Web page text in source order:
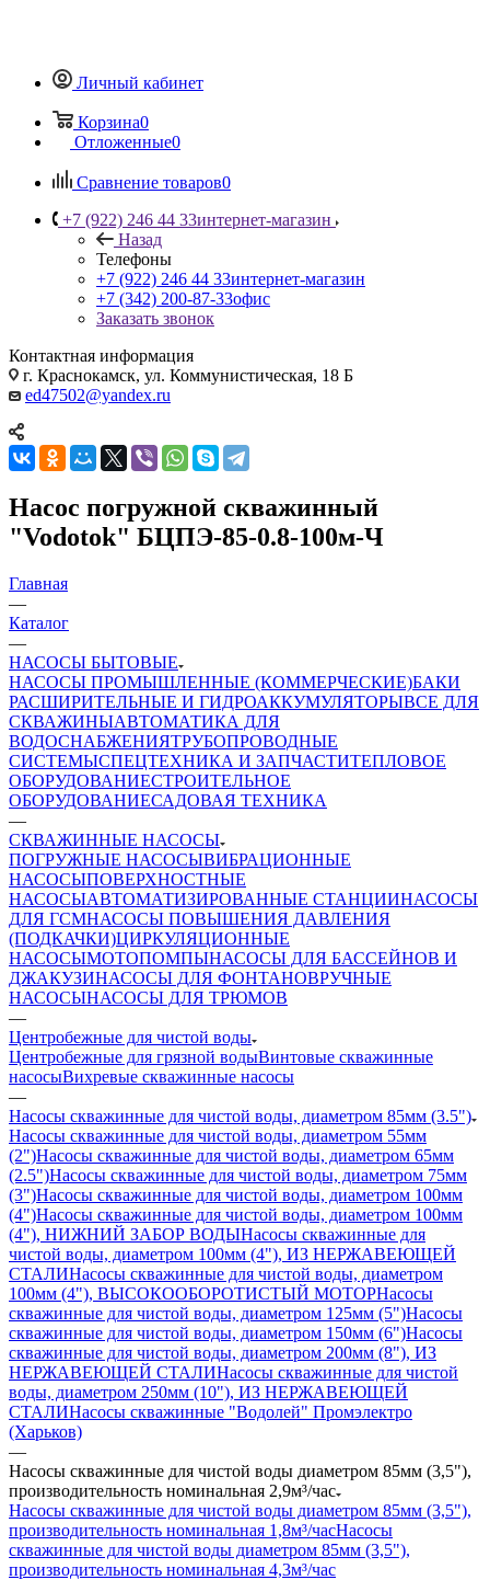
Личный кабинет
Корзина0
Отложенные0
Сравнение товаров0
+7 (922) 246 44 33интернет-магазин
Назад
Телефоны
+7 (922) 246 44 33интернет-магазин
+7 (342) 200-87-33офис
Заказать звонок
Контактная информация
г. Краснокамск, ул. Коммунистическая, 18 Б
ed47502@yandex.ru
Насос погружной скважинный
"Vodotok" БЦПЭ-85-0.8-100м-Ч
Главная
—
Каталог
—
НАСОСЫ БЫТОВЫЕ
НАСОСЫ ПРОМЫШЛЕННЫЕ (КОММЕРЧЕСКИЕ)БАКИ
РАСШИРИТЕЛЬНЫЕ И ГИДРОАККУМУЛЯТОРЫВСЕ ДЛЯ
СКВАЖИНЫАВТОМАТИКА ДЛЯ
ВОДОСНАБЖЕНИЯТРУБОПРОВОДНЫЕ
СИСТЕМЫСПЕЦТЕХНИКА И ЗАПЧАСТИТЕПЛОВОЕ
ОБОРУДОВАНИЕСТРОИТЕЛЬНОЕ
ОБОРУДОВАНИЕСАДОВАЯ ТЕХНИКА
—
СКВАЖИННЫЕ НАСОСЫ
ПОГРУЖНЫЕ НАСОСЫВИБРАЦИОННЫЕ
НАСОСЫПОВЕРХНОСТНЫЕ
НАСОСЫАВТОМАТИЗИРОВАННЫЕ СТАНЦИИНАСОСЫ
ДЛЯ ГСМНАСОСЫ ПОВЫШЕНИЯ ДАВЛЕНИЯ
(ПОДКАЧКИ)ЦИРКУЛЯЦИОННЫЕ
НАСОСЫМОТОПОМПЫНАСОСЫ ДЛЯ БАССЕЙНОВ И
ДЖАКУЗИНАСОСЫ ДЛЯ ФОНТАНОВРУЧНЫЕ
НАСОСЫНАСОСЫ ДЛЯ ТРЮМОВ
—
Центробежные для чистой воды
Центробежные для грязной водыВинтовые скважинные
насосыВихревые скважинные насосы
—
Насосы скважинные для чистой воды, диаметром 85мм (3.5")
Насосы скважинные для чистой воды, диаметром 55мм
(2")Насосы скважинные для чистой воды, диаметром 65мм
(2.5")Насосы скважинные для чистой воды, диаметром 75мм
(3")Насосы скважинные для чистой воды, диаметром 100мм
(4")Насосы скважинные для чистой воды, диаметром 100мм
(4"), НИЖНИЙ ЗАБОР ВОДЫНасосы скважинные для
чистой воды, диаметром 100мм (4"), ИЗ НЕРЖАВЕЮЩЕЙ
СТАЛИНасосы скважинные для чистой воды, диаметром
100мм (4"), ВЫСОКООБОРОТИСТЫЙ МОТОРНасосы
скважинные для чистой воды, диаметром 125мм (5")Насосы
скважинные для чистой воды, диаметром 150мм (6")Насосы
скважинные для чистой воды, диаметром 200мм (8"), ИЗ
НЕРЖАВЕЮЩЕЙ СТАЛИНасосы скважинные для чистой
воды, диаметром 250мм (10"), ИЗ НЕРЖАВЕЮЩЕЙ
СТАЛИНасосы скважинные "Водолей" Промэлектро
(Харьков)
—
Насосы скважинные для чистой воды диаметром 85мм (3,5"),
производительность номинальная 2,9м³/час
Насосы скважинные для чистой воды диаметром 85мм (3,5"),
производительность номинальная 1,8м³/часНасосы
скважинные для чистой воды диаметром 85мм (3,5"),
производительность номинальная 4,3м³/час